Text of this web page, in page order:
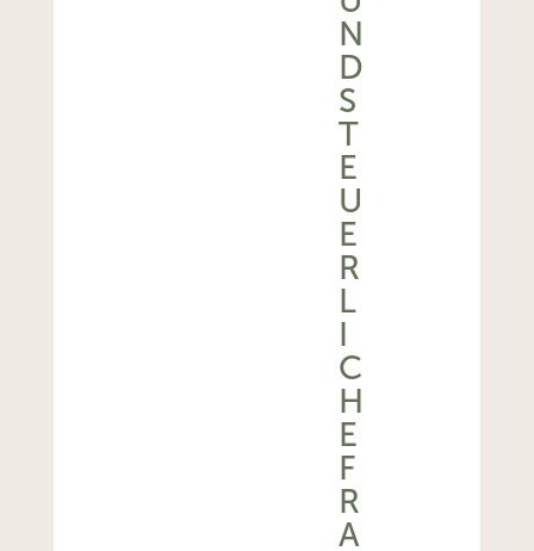
N
D
S
T
E
U
E
R
L
I
C
H
E
F
R
A